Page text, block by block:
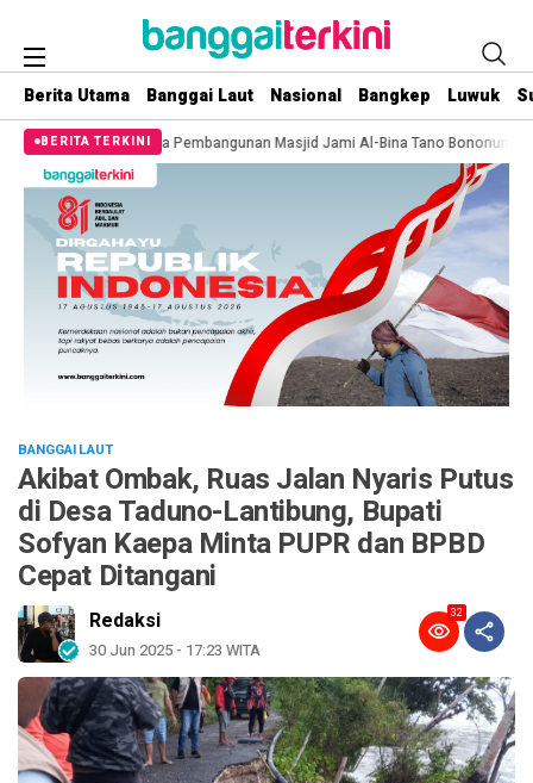
Berita Utama Banggai Laut Nasional Bangkep Luwuk
BERITA TERKINI
Masjid Jami Al-Bina Tano Bononungan Sinergi Antar Instansi,
BANGGAI LAUT
Akibat Ombak, Ruas Jalan Nyaris Putus
di Desa Taduno-Lantibung, Bupati
Sofyan Kaepa Minta PUPR dan BPBD
Cepat Ditangani
Redaksi
30 Jun 2025 - 17:23 WITA
32